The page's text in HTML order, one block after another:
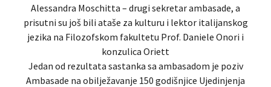
Alessandra Moschitta – drugi sekretar ambasade, a
prisutni su još bili ataše za kulturu i lektor italijanskog
jezika na Filozofskom fakultetu Prof. Daniele Onori i
konzulica Oriett
Jedan od rezultata sastanka sa ambasadom je poziv
Ambasade na obilježavanje 150 godišnjice Ujedinjenja